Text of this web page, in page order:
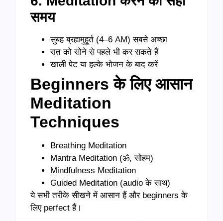
समय
सुबह ब्रह्ममुहूर्त (4–6 AM) सबसे अच्छा
रात को सोने से पहले भी कर सकते हैं
खाली पेट या हल्के भोजन के बाद करें
Beginners के लिए आसान
Meditation
Techniques
Breathing Meditation
Mantra Meditation (ॐ, सोहम)
Mindfulness Meditation
Guided Meditation (audio के साथ)
ये सभी तरीके सीखने में आसान हैं और beginners के
लिए perfect हैं।